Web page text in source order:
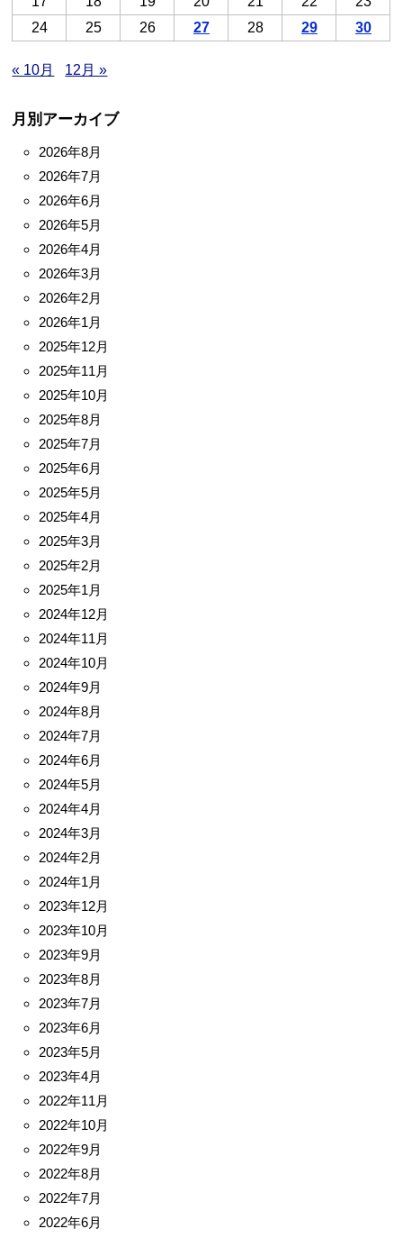
24
25 26 27 28 29 30
« 10月 12月 »
月別アーカイブ
2026年8月
2026年7月
2026年6月
2026年5月
2026年4月
2026年3月
2026年2月
2026年1月
2025年12月
2025年11月
2025年10月
2025年8月
2025年7月
2025年6月
2025年5月
2025年4月
2025年3月
2025年2月
2025年1月
2024年12月
2024年11月
2024年10月
2024年9月
2024年8月
2024年7月
2024年6月
2024年5月
2024年4月
2024年3月
2024年2月
2024年1月
2023年12月
2023年10月
2023年9月
2023年8月
2023年7月
2023年6月
2023年5月
2023年4月
2022年11月
2022年10月
2022年9月
2022年8月
2022年7月
2022年6月